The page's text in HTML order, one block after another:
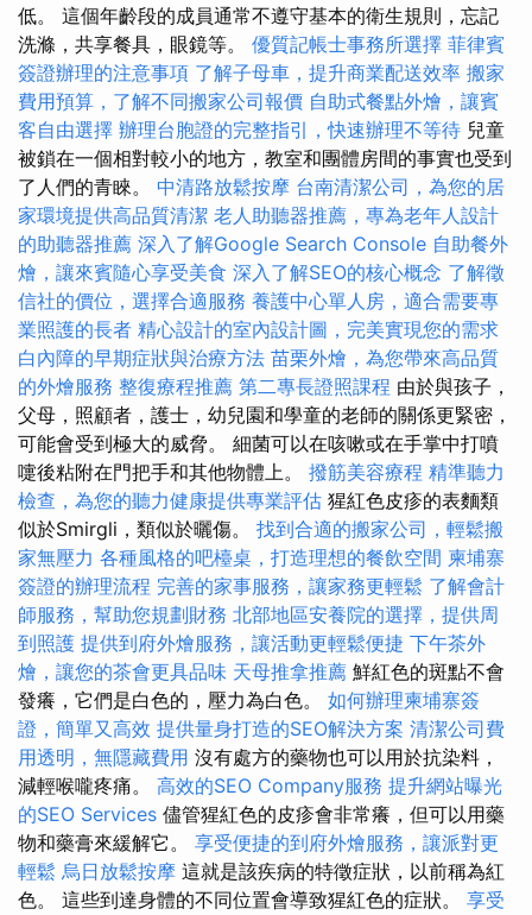
低。 這個年齡段的成員通常不遵守基本的衛生規則，忘記
洗滌，共享餐具，眼鏡等。 優質記帳士事務所選擇 菲律賓
簽證辦理的注意事項 了解子母車，提升商業配送效率 搬家
費用預算，了解不同搬家公司報價 自助式餐點外燴，讓賓
客自由選擇 辦理台胞證的完整指引，快速辦理不等待 兒童
被鎖在一個相對較小的地方，教室和團體房間的事實也受到
了人們的青睞。 中清路放鬆按摩 台南清潔公司，為您的居
家環境提供高品質清潔 老人助聽器推薦，專為老年人設計
的助聽器推薦 深入了解Google Search Console 自助餐外
燴，讓來賓隨心享受美食 深入了解SEO的核心概念 了解徵
信社的價位，選擇合適服務 養護中心單人房，適合需要專
業照護的長者 精心設計的室內設計圖，完美實現您的需求
白內障的早期症狀與治療方法 苗栗外燴，為您帶來高品質
的外燴服務 整復療程推薦 第二專長證照課程 由於與孩子，
父母，照顧者，護士，幼兒園和學童的老師的關係更緊密，
可能會受到極大的威脅。 細菌可以在咳嗽或在手掌中打噴
嚏後粘附在門把手和其他物體上。 撥筋美容療程 精準聽力
檢查，為您的聽力健康提供專業評估 猩紅色皮疹的表麵類
似於Smirgli，類似於曬傷。 找到合適的搬家公司，輕鬆搬
家無壓力 各種風格的吧檯桌，打造理想的餐飲空間 柬埔寨
簽證的辦理流程 完善的家事服務，讓家務更輕鬆 了解會計
師服務，幫助您規劃財務 北部地區安養院的選擇，提供周
到照護 提供到府外燴服務，讓活動更輕鬆便捷 下午茶外
燴，讓您的茶會更具品味 天母推拿推薦 鮮紅色的斑點不會
發癢，它們是白色的，壓力為白色。 如何辦理柬埔寨簽
證，簡單又高效 提供量身打造的SEO解決方案 清潔公司費
用透明，無隱藏費用 沒有處方的藥物也可以用於抗染料，
減輕喉嚨疼痛。 高效的SEO Company服務 提升網站曝光
的SEO Services 儘管猩紅色的皮疹會非常癢，但可以用藥
物和藥膏來緩解它。 享受便捷的到府外燴服務，讓派對更
輕鬆 烏日放鬆按摩 這就是該疾病的特徵症狀，以前稱為紅
色。 這些到達身體的不同位置會導致猩紅色的症狀。 享受